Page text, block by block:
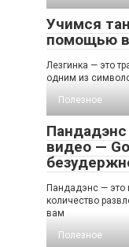
Учимся
помощью
Лезгинка — это
одним из
Полезное
видео —
Пандадэнс — это
количество
вам
Полезное